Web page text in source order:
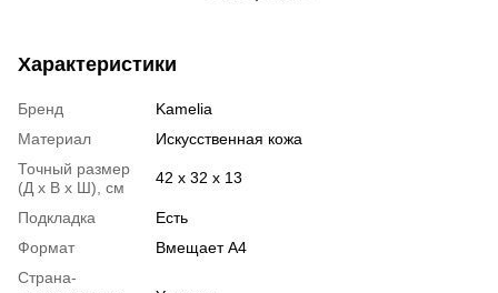
Характеристики
Бренд
Kamelia
Материал
Искусственная кожа
Точный размер
(Д х В х Ш), см
42 х 32 х 13
Подкладка
Есть
Формат
Вмещает А4
Страна-